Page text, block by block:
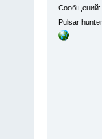
Сообщений:
Pulsar